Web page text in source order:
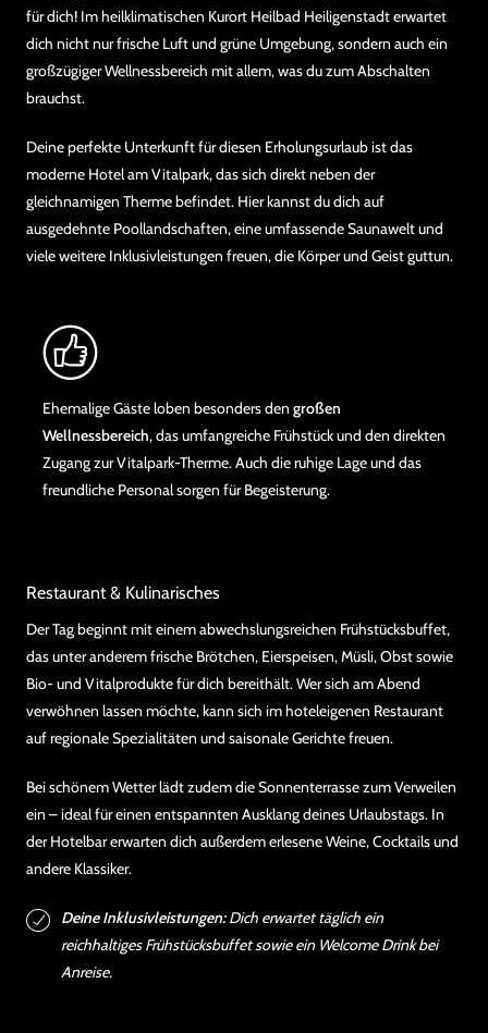
für dich! Im heilklimatischen Kurort Heilbad Heiligenstadt erwartet
dich nicht nur frische Luft und grüne Umgebung, sondern auch ein
großzügiger Wellnessbereich mit allem, was du zum Abschalten
brauchst.
Deine perfekte Unterkunft für diesen Erholungsurlaub ist das
moderne Hotel am Vitalpark, das sich direkt neben der
gleichnamigen Therme befindet. Hier kannst du dich auf
ausgedehnte Poollandschaften, eine umfassende Saunawelt und
viele weitere Inklusivleistungen freuen, die Körper und Geist guttun.
Ehemalige Gäste loben besonders den großen
Wellnessbereich, das umfangreiche Frühstück und den direkten
Zugang zur Vitalpark-Therme. Auch die ruhige Lage und das
freundliche Personal sorgen für Begeisterung.
Restaurant & Kulinarisches
Der Tag beginnt mit einem abwechslungsreichen Frühstücksbuffet,
das unter anderem frische Brötchen, Eierspeisen, Müsli, Obst sowie
Bio- und Vitalprodukte für dich bereithält. Wer sich am Abend
verwöhnen lassen möchte, kann sich im hoteleigenen Restaurant
auf regionale Spezialitäten und saisonale Gerichte freuen.
Bei schönem Wetter lädt zudem die Sonnenterrasse zum Verweilen
ein – ideal für einen entspannten Ausklang deines Urlaubstags. In
der Hotelbar erwarten dich außerdem erlesene Weine, Cocktails und
andere Klassiker.
Deine Inklusivleistungen:Dich erwartet täglich ein
reichhaltiges Frühstücksbuffet sowie ein Welcome Drink bei
Anreise.